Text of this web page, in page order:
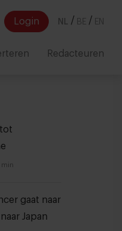
Login NL / BE / EN
Redacteuren
min
gaat naar
Japan